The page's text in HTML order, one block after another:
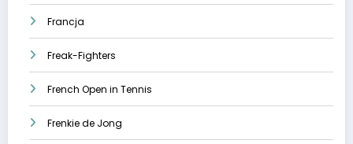
Francja
Freak-Fighters
French Open in Tennis
Frenkie de Jong